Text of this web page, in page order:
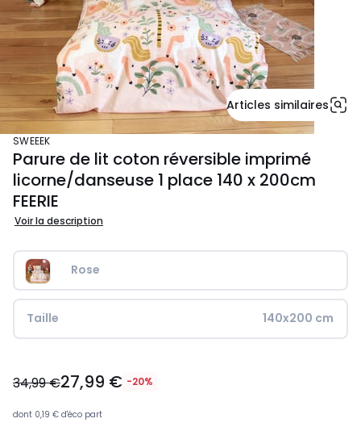
Articles similaires
SWEEEK
Parure de lit coton réversible imprimé
licorne/danseuse 1 place 140 x 200cm
FEERIE
Voir la description
Rose
Taille 140x200 cm
€
lieu
34,99 €27,99 € -20%
dont 0,19 € d'éco part